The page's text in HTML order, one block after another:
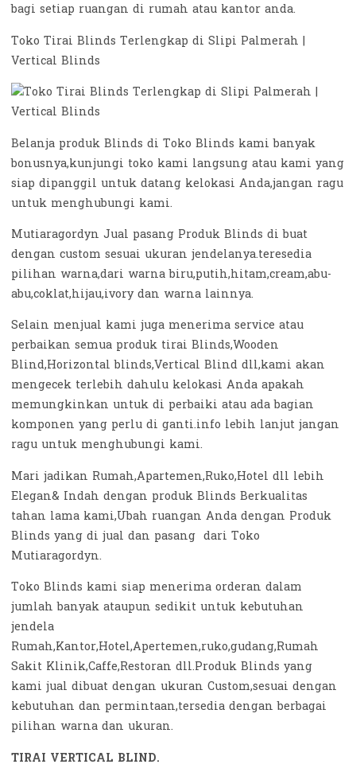
bagi setiap ruangan di rumah atau kantor anda.
Toko Tirai Blinds Terlengkap di Slipi Palmerah |
Vertical Blinds
Belanja produk Blinds di Toko Blinds kami banyak
bonusnya,kunjungi toko kami langsung atau kami yang
siap dipanggil untuk datang kelokasi Anda,jangan ragu
untuk menghubungi kami.
Mutiaragordyn Jual pasang Produk Blinds di buat
dengan custom sesuai ukuran jendelanya.teresedia
pilihan warna,dari warna biru,putih,hitam,cream,abu-
abu,coklat,hijau,ivory dan warna lainnya.
Selain menjual kami juga menerima service atau
perbaikan semua produk tirai Blinds,Wooden
Blind,Horizontal blinds,Vertical Blind dll,kami akan
mengecek terlebih dahulu kelokasi Anda apakah
memungkinkan untuk di perbaiki atau ada bagian
komponen yang perlu di ganti.info lebih lanjut jangan
ragu untuk menghubungi kami.
Mari jadikan Rumah,Apartemen,Ruko,Hotel dll lebih
Elegan& Indah dengan produk Blinds Berkualitas
tahan lama kami,Ubah ruangan Anda dengan Produk
Blinds yang di jual dan pasang dari Toko
Mutiaragordyn.
Toko Blinds kami siap menerima orderan dalam
jumlah banyak ataupun sedikit untuk kebutuhan
jendela
Rumah,Kantor,Hotel,Apertemen,ruko,gudang,Rumah
Sakit Klinik,Caffe,Restoran dll.Produk Blinds yang
kami jual dibuat dengan ukuran Custom,sesuai dengan
kebutuhan dan permintaan,tersedia dengan berbagai
pilihan warna dan ukuran.
TIRAI VERTICAL BLIND.